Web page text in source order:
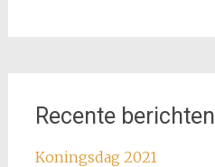
Recente berichten
Koningsdag 2021